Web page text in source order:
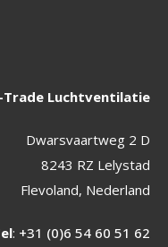
Trade Luchtventilatie
Dwarsvaartweg 2 D
8243 RZ Lelystad
Flevoland, Nederland
: +31 (0)6 54 60 51 62